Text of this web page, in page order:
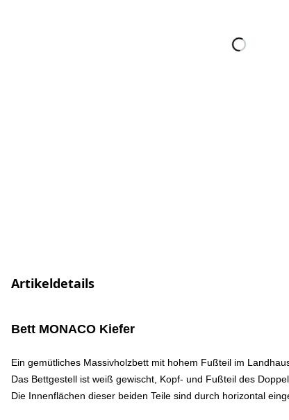
Artikeldetails
Bett MONACO Kiefer
Ein gemütliches Massivholzbett mit hohem Fußteil im
Das Bettgestell ist weiß gewischt, Kopf- und Fußteil des
Die Innenflächen dieser beiden Teile sind durch horizontal